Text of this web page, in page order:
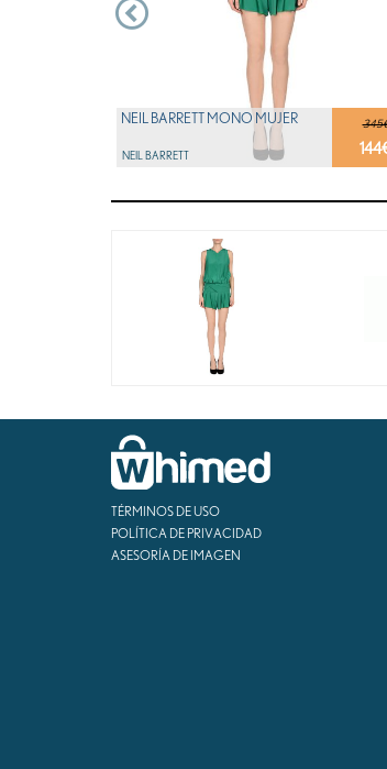
144
NEIL BARRETT MONO MUJER
NEIL BARRETT
TÉRMINOS DE USO
POLÍTICA DE PRIVACIDAD
ASESORÍA DE IMAGEN